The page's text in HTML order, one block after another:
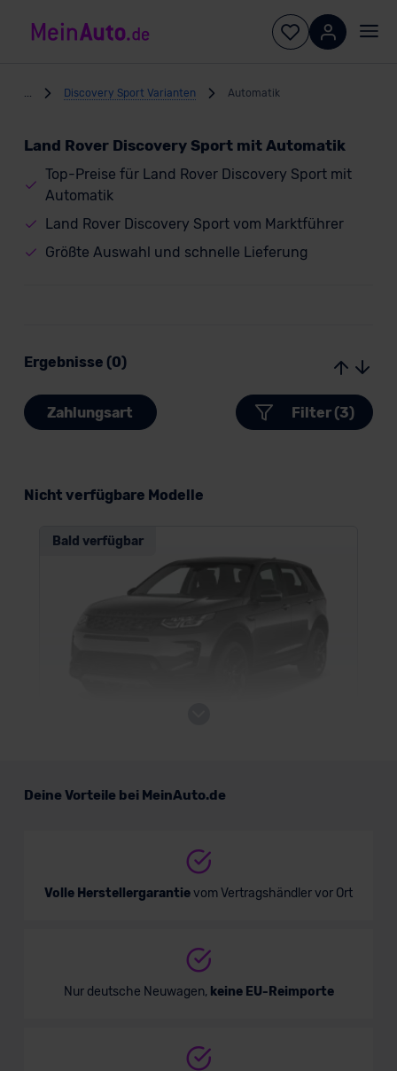
Discovery Sport Varianten Automatik
Land Rover Discovery Sport mit Automatik
Top-Preise für Land Rover Discovery Sport mit
Automatik
Land Rover Discovery Sport vom Marktführer
Größte Auswahl und schnelle Lieferung
Ergebnisse (0)
Zahlungsart Filter (3)
Nicht verfügbare Modelle
Bald verfügbar
Deine Vorteile bei MeinAuto.de
Volle Herstellergarantievom Vertragshändler vor Ort
Nur deutsche Neuwagen, keine EU-Reimporte